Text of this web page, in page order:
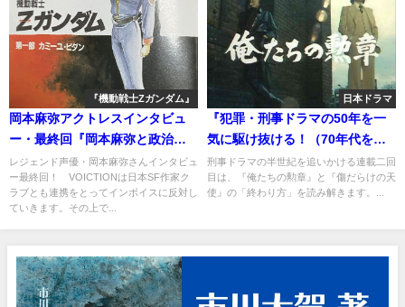
『機動戦士Zガンダム』
岡本麻弥アクトレスインタビュ
ー・最終回『岡本麻弥と政治へ
届ける声と「私たちは味方なん
だ」と』
レジェンド声優・岡本麻弥さんインタビュ
ー最終回！ VOICTIONは日本SF作家ク
ラブとも連携をとってインボイスに反対し
ていきます。その上で...
日本ドラマ
『犯罪・刑事ドラマの50年を一
気に駆け抜ける！（70年代をナ
メるなよ）』Part2
刑事ドラマの半世紀を追いかける連載二回
目は、『俺たちの勲章』と『傷だらけの天
使』の「終わり方」を読み解きます。...